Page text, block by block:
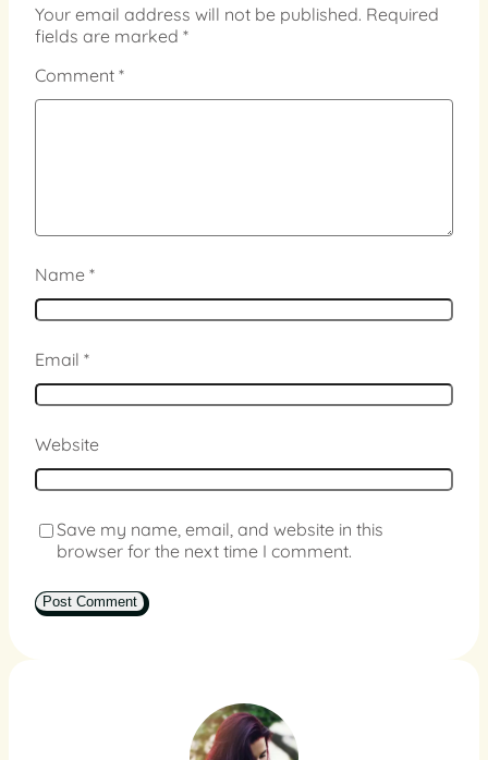
Your email address will not be published. Required
fields are marked *
Comment *
Name *
Email *
Website
Save my name, email, and website in this
browser for the next time I comment.